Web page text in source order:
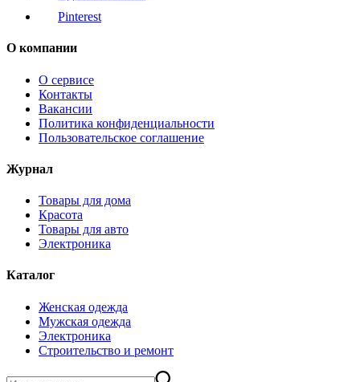
Pinterest
О компании
О сервисе
Контакты
Вакансии
Политика конфиденциальности
Пользовательское соглашение
Журнал
Товары для дома
Красота
Товары для авто
Электроника
Каталог
Женская одежда
Мужская одежда
Электроника
Строительство и ремонт